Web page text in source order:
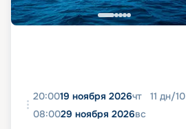
20:0019 ноября 2026чт 11 дн/10
08:0029 ноября 2026вс